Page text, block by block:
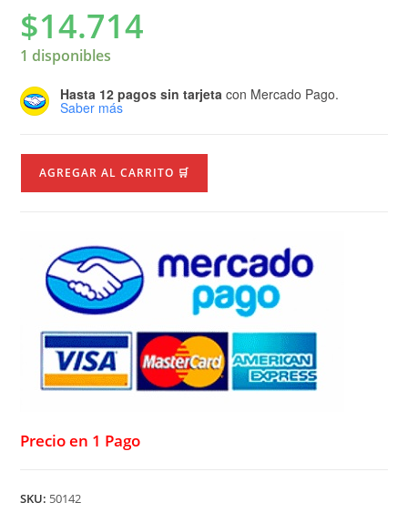
$14.714
1 disponibles
Hasta 12 pagos sin tarjeta con Mercado Pago.
Saber más
AGREGAR AL CARRITO 🛒
Precio en 1 Pago
SKU: 50142